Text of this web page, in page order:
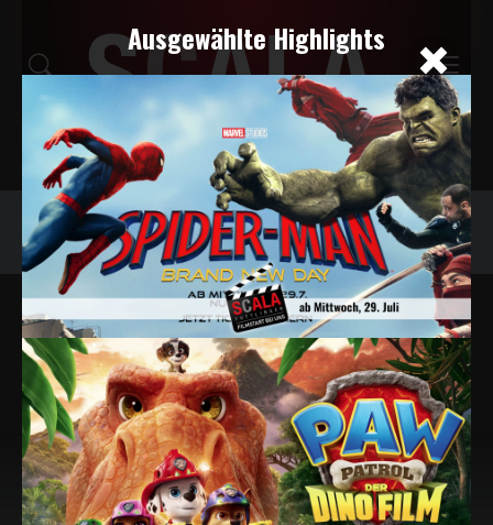
Programm Tickets Snacks Veranstaltungskalender
GESCHENKIDEEN
Ausgewählte Highlights